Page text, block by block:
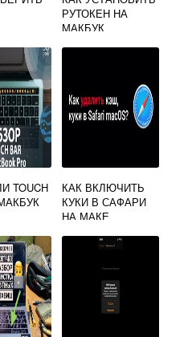
РУТОКЕН НА
МАКБУК
TOUCH
КАК ВКЛЮЧИТЬ
КУКИ В САФАРИ
НА МАКЕ